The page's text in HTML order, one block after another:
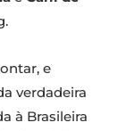
e
verdadeira
à Brasileira